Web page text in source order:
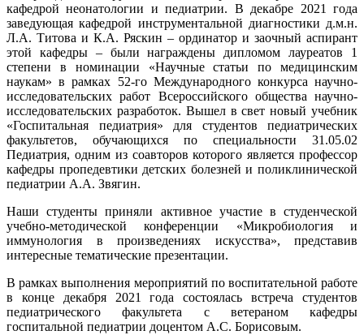
кафедрой неонатологии и педиатрии. В декабре 2021 года
заведующая кафедрой инструментальной диагностики д.м.н.
Л.А. Титова и К.А. Ряскин – ординатор и заочный аспирант
этой кафедры – были награждены дипломом лауреатов 1
степени в номинации «Научные статьи по медицинским
наукам» в рамках 52-го Международного конкурса научно-
исследовательских работ Всероссийского общества научно-
исследовательских разработок. Вышел в свет новый учебник
«Госпитальная педиатрия» для студентов педиатрических
факультетов, обучающихся по специальности 31.05.02
Педиатрия, одним из соавторов которого является профессор
кафедры пропедевтики детских болезней и поликлинической
педиатрии А.А. Звягин.
Наши студенты приняли активное участие в студенческой
учебно-методической конференции «Микробиология и
иммунология в произведениях искусства», представив
интересные тематические презентации.
В рамках выполнения мероприятий по воспитательной работе
в конце декабря 2021 года состоялась встреча студентов
педиатрического факультета с ветераном кафедры
госпитальной педиатрии доцентом А.С. Борисовым.